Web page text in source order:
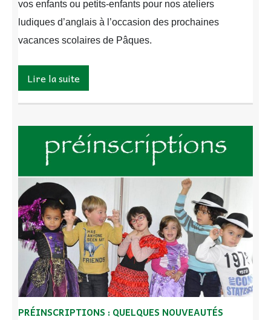
vos enfants ou petits-enfants pour nos ateliers
ludiques d’anglais à l’occasion des prochaines
vacances scolaires de Pâques.
Lire la suite
PRÉINSCRIPTIONS : QUELQUES NOUVEAUTÉS